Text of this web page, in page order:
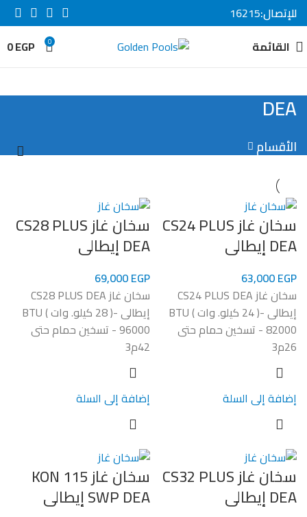
للإتصال:16215
القائمة
0
0EGP
DEA
الأقسام
سخان غاز CS24 PLUS
DEA إيطالى
63,000EGP
سخان غاز CS24 PLUS DEA
إيطالى -( 24 كيلو. وات ) BTU
82000 - تسخين حمام حتى
26م3
إضافة إلى السلة
سخان غاز CS28 PLUS
DEA إيطالى
69,000EGP
سخان غاز CS28 PLUS DEA
إيطالى -( 28 كيلو. وات ) BTU
96000 - تسخين حمام حتى
42م3
إضافة إلى السلة
سخان غاز CS32 PLUS
DEA إيطالى
سخان غاز KON 115
SWP DEA إيطالى